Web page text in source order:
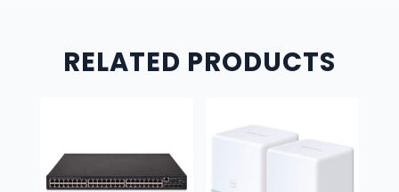
quantity
RELATED PRODUCTS